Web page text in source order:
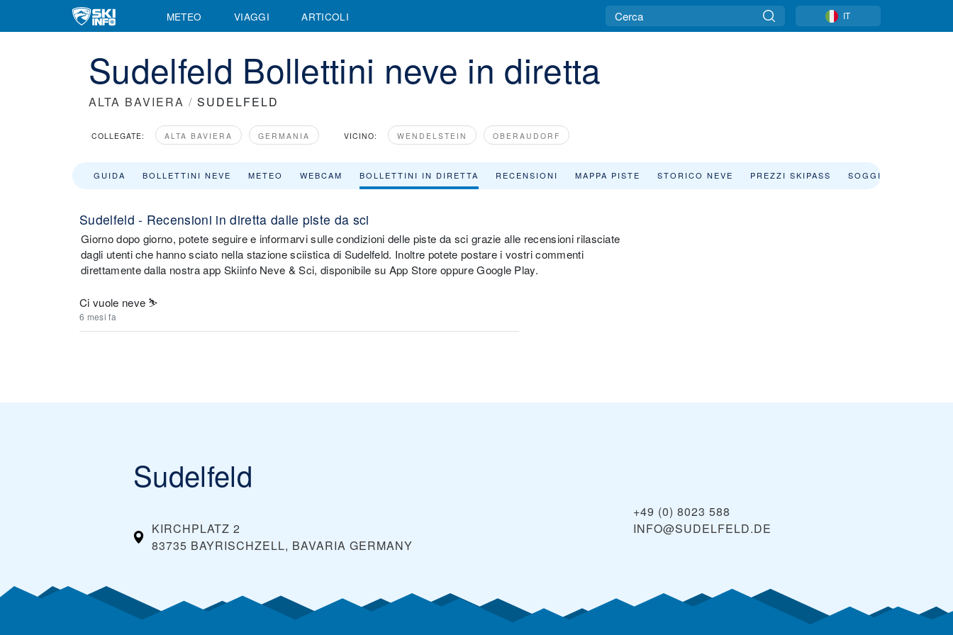
METEO VIAGGI ARTICOLI IT
Sudelfeld Bollettini neve in diretta
ALTA BAVIERA / SUDELFELD
COLLEGATE: ALTA BAVIERA GERMANIA VICINO: WENDELSTEIN OBERAUDORF
GUIDA BOLLETTINI NEVE METEO WEBCAM BOLLETTINI IN DIRETTA RECENSIONI MAPPA PISTE STORICO NEVE PREZZI SKIPASS SOGGIORNO
Sudelfeld - Recensioni in diretta dalle piste da sci
Giorno dopo giorno, potete seguire e informarvi sulle condizioni delle piste da sci grazie alle recensioni rilasciate
dagli utenti che hanno sciato nella stazione sciistica di Sudelfeld. Inoltre potete postare i vostri commenti
direttamente dalla nostra app Skiinfo Neve & Sci, disponibile su App Store oppure Google Play.
Ci vuole neve ⛷️
6 mesi fa
Sudelfeld
KIRCHPLATZ 2
83735 BAYRISCHZELL, BAVARIA GERMANY
+49 (0) 8023 588
INFO@SUDELFELD.DE